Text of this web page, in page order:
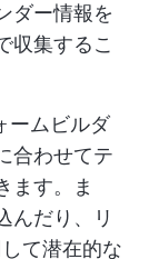
ダー情報を
収集するこ
ームビルダ
合わせてテ
ます。ま
んだり、リ
て潜在的な